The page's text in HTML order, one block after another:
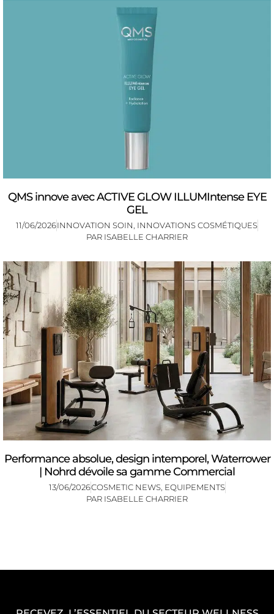
QMS innove avec ACTIVE GLOW ILLUMIntense EYE
GEL
11/06/2026INNOVATION SOIN, INNOVATIONS COSMÉTIQUES
PAR ISABELLE CHARRIER
Performance absolue, design intemporel, Waterrower
| Nohrd dévoile sa gamme Commercial
13/06/2026COSMETIC NEWS, EQUIPEMENTS
PAR ISABELLE CHARRIER